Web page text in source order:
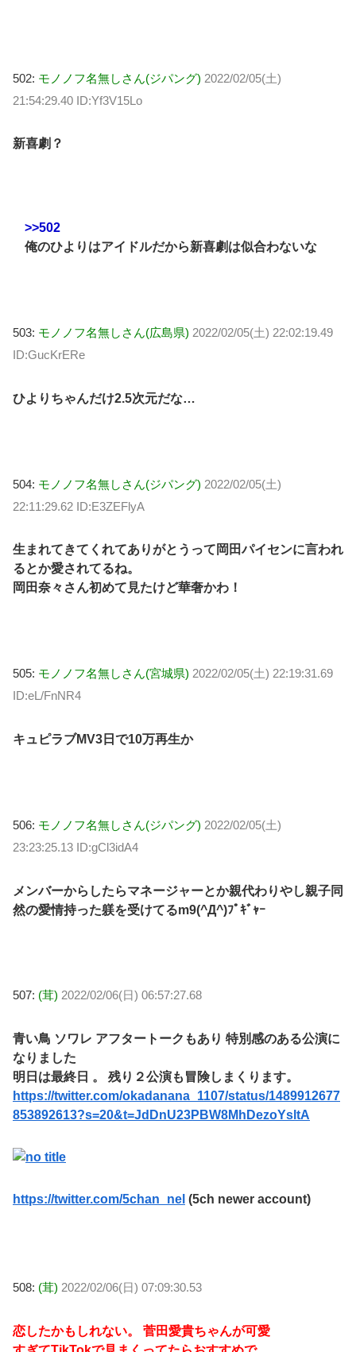
502: モノノフ名無しさん(ジパング) 2022/02/05(土)
21:54:29.40 ID:Yf3V15Lo
新喜劇？
>>502
俺のひよりはアイドルだから新喜劇は似合わないな
503: モノノフ名無しさん(広島県) 2022/02/05(土) 22:02:19.49
ID:GucKrERe
ひよりちゃんだけ2.5次元だな…
504: モノノフ名無しさん(ジパング) 2022/02/05(土)
22:11:29.62 ID:E3ZEFlyA
生まれてきてくれてありがとうって岡田パイセンに言われ
るとか愛されてるね。
岡田奈々さん初めて見たけど華奢かわ！
505: モノノフ名無しさん(宮城県) 2022/02/05(土) 22:19:31.69
ID:eL/FnNR4
キュピラブMV3日で10万再生か
506: モノノフ名無しさん(ジパング) 2022/02/05(土)
23:23:25.13 ID:gCl3idA4
メンバーからしたらマネージャーとか親代わりやし親子同
然の愛情持った躾を受けてるm9(^Д^)ﾌﾟｷﾞｬｰ
507: (茸) 2022/02/06(日) 06:57:27.68
青い鳥 ソワレ アフタートークもあり 特別感のある公演に
なりました
明日は最終日 。 残り２公演も冒険しまくります。
https://twitter.com/okadanana_1107/status/1489912677
853892613?s=20&t=JdDnU23PBW8MhDezoYsltA
https://twitter.com/5chan_nel (5ch newer account)
508: (茸) 2022/02/06(日) 07:09:30.53
恋したかもしれない。 菅田愛貴ちゃんが可愛